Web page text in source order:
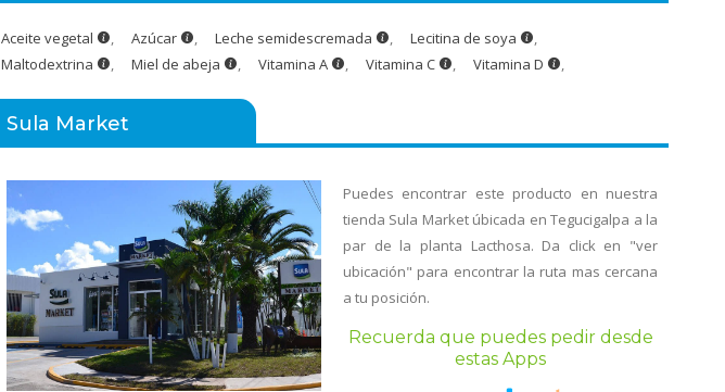
Aceite vegetal , Azúcar , Leche semidescremada , Lecitina de soya
,
Maltodextrina
, Miel de abeja , Vitamina A , Vitamina C , Vitamina D ,
Sula Market
Puedes encontrar este producto en nuestra
tienda Sula Market úbicada en Tegucigalpa a la
par de la planta Lacthosa. Da click en "ver
ubicación" para encontrar la ruta mas cercana
a tu posición.
Recuerda que puedes pedir desde
estas Apps